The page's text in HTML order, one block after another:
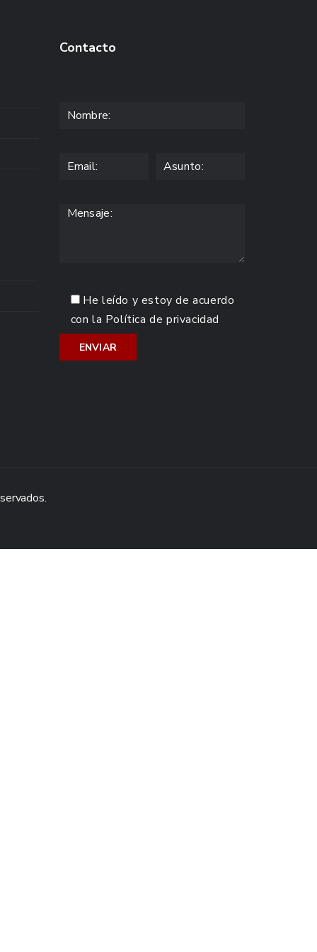
Contacto
He leído y estoy de acuerdo
con la Política de privacidad